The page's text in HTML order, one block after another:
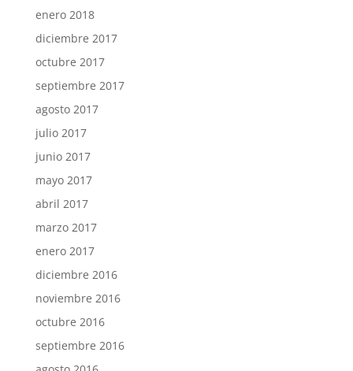
enero 2018
diciembre 2017
octubre 2017
septiembre 2017
agosto 2017
julio 2017
junio 2017
mayo 2017
abril 2017
marzo 2017
enero 2017
diciembre 2016
noviembre 2016
octubre 2016
septiembre 2016